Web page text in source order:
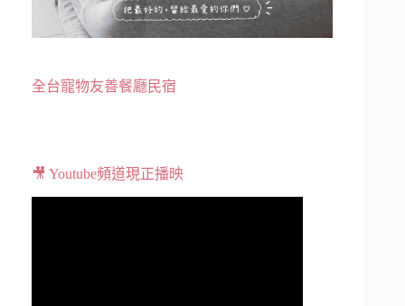
全台寵物友善餐廳民宿
🎥 Youtube頻道現正播映